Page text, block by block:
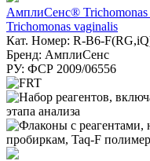
АмплиСенс®
Trichomonas vaginalis
Кат. Номер: R-B6-
Бренд: АмплиСенс
РУ: ФСР 2009/06556